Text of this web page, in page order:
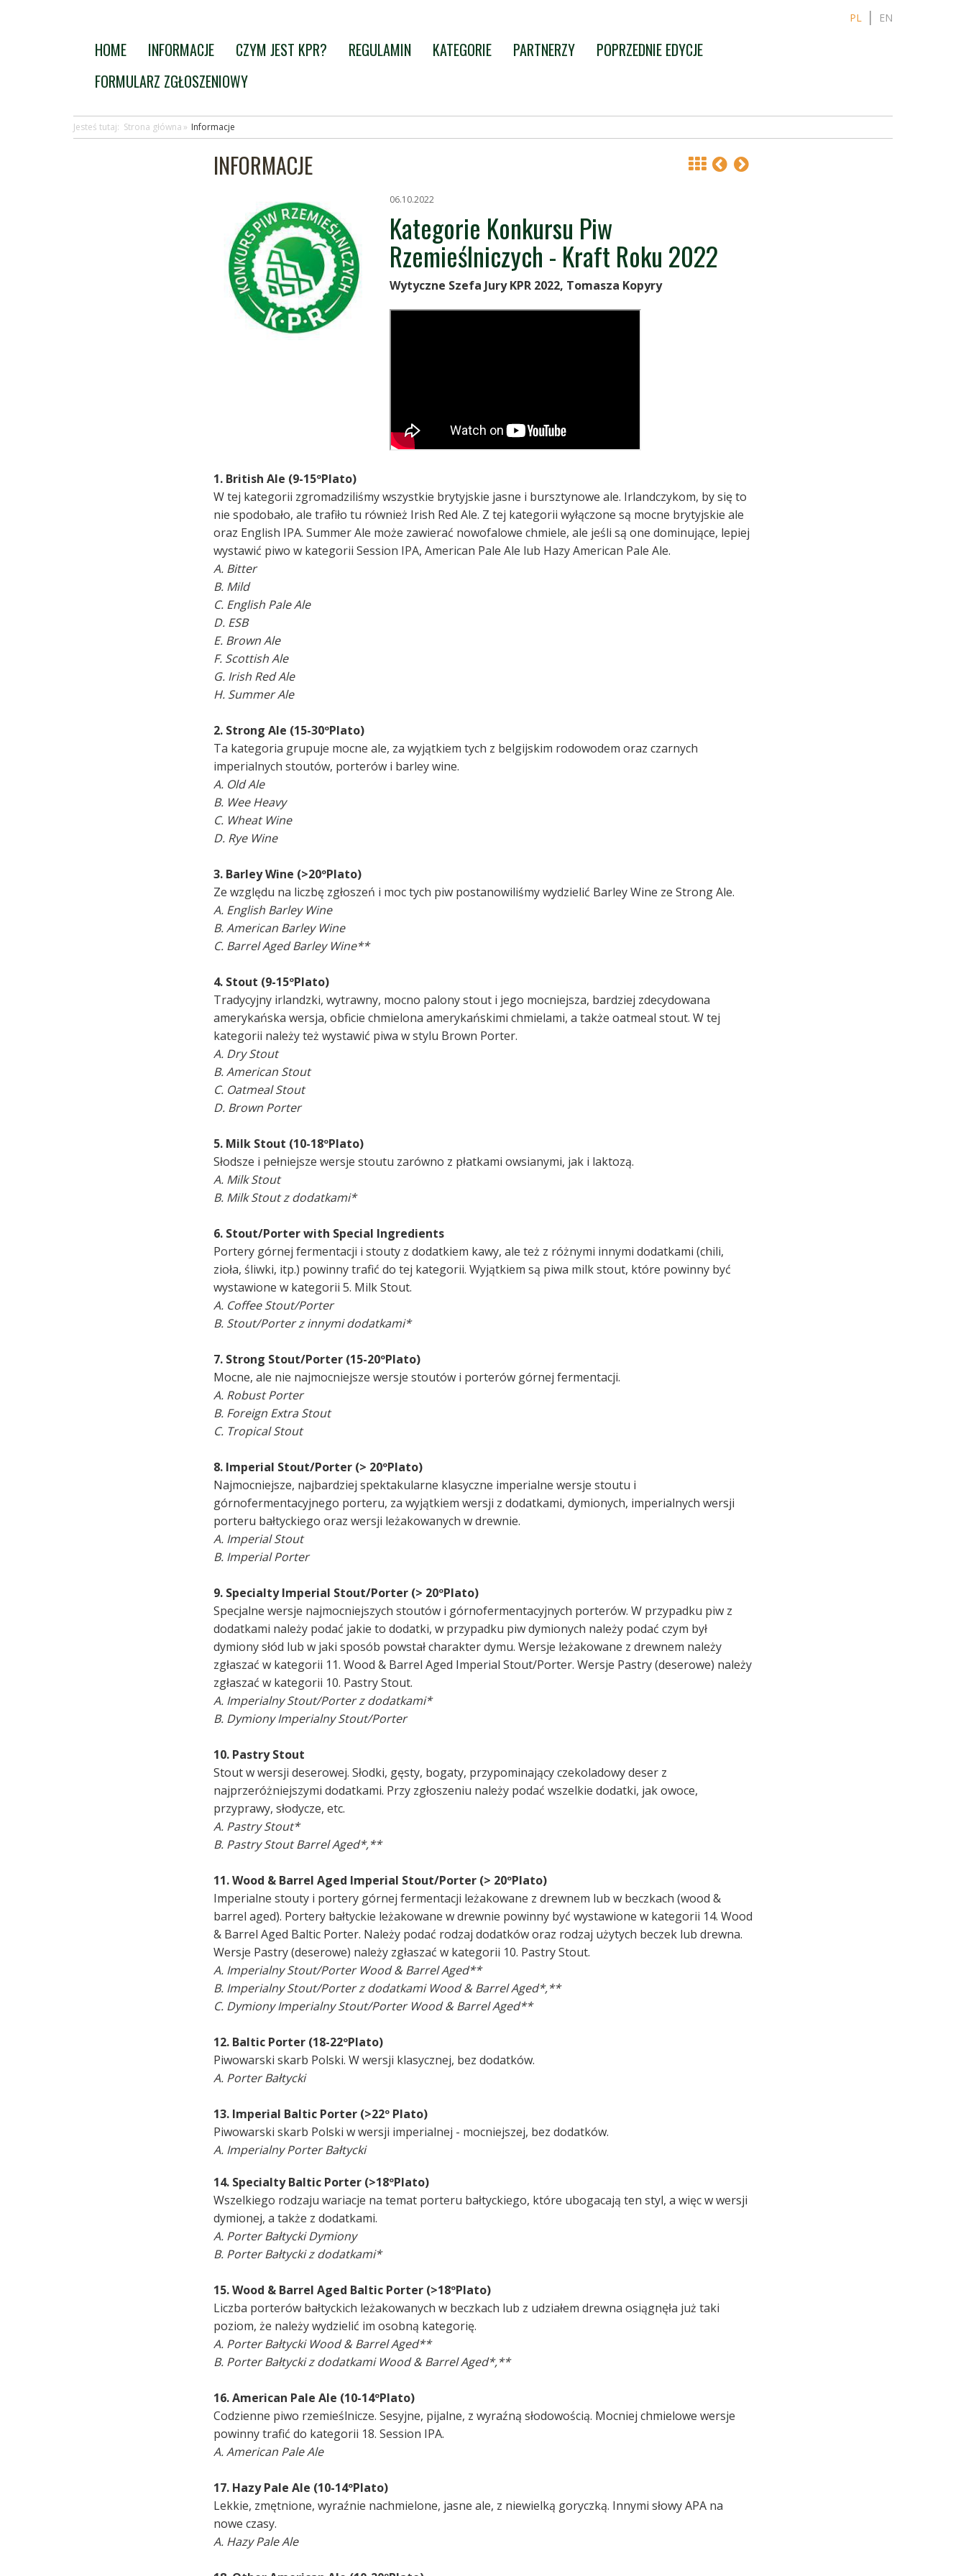
PL EN
HOME INFORMACJE CZYM JEST KPR? REGULAMIN KATEGORIE PARTNERZY
POPRZEDNIE EDYCJE
FORMULARZ ZGŁOSZENIOWY
Jesteś tutaj: Strona główna Informacje
INFORMACJE
06.10.2022
Kategorie Konkursu Piw
Rzemieślniczych - Kraft Roku 2022
Wytyczne Szefa Jury KPR 2022, Tomasza Kopyry
1. British Ale (9-15ºPlato)
W tej kategorii zgromadziliśmy wszystkie brytyjskie jasne i bursztynowe ale. Irlandczykom, by się to
nie spodobało, ale trafiło tu również Irish Red Ale. Z tej kategorii wyłączone są mocne brytyjskie ale
oraz English IPA. Summer Ale może zawierać nowofalowe chmiele, ale jeśli są one dominujące, lepiej
wystawić piwo w kategorii Session IPA, American Pale Ale lub Hazy American Pale Ale.
A. Bitter
B. Mild
C. English Pale Ale
D. ESB
E. Brown Ale
F. Scottish Ale
G. Irish Red Ale
H. Summer Ale
2. Strong Ale (15-30ºPlato)
Ta kategoria grupuje mocne ale, za wyjątkiem tych z belgijskim rodowodem oraz czarnych
imperialnych stoutów, porterów i barley wine.
A. Old Ale
B. Wee Heavy
C. Wheat Wine
D. Rye Wine
3. Barley Wine (>20ºPlato)
Ze względu na liczbę zgłoszeń i moc tych piw postanowiliśmy wydzielić Barley Wine ze Strong Ale.
A. English Barley Wine
B. American Barley Wine
C. Barrel Aged Barley Wine**
4. Stout (9-15ºPlato)
Tradycyjny irlandzki, wytrawny, mocno palony stout i jego mocniejsza, bardziej zdecydowana
amerykańska wersja, obficie chmielona amerykańskimi chmielami, a także oatmeal stout. W tej
kategorii należy też wystawić piwa w stylu Brown Porter.
A. Dry Stout
B. American Stout
C. Oatmeal Stout
D. Brown Porter
5. Milk Stout (10-18ºPlato)
Słodsze i pełniejsze wersje stoutu zarówno z płatkami owsianymi, jak i laktozą.
A. Milk Stout
B. Milk Stout z dodatkami*
6. Stout/Porter with Special Ingredients
Portery górnej fermentacji i stouty z dodatkiem kawy, ale też z różnymi innymi dodatkami (chili,
zioła, śliwki, itp.) powinny trafić do tej kategorii. Wyjątkiem są piwa milk stout, które powinny być
wystawione w kategorii 5. Milk Stout.
A. Coffee Stout/Porter
B. Stout/Porter z innymi dodatkami*
7. Strong Stout/Porter (15-20ºPlato)
Mocne, ale nie najmocniejsze wersje stoutów i porterów górnej fermentacji.
A. Robust Porter
B. Foreign Extra Stout
C. Tropical Stout
8. Imperial Stout/Porter (> 20ºPlato)
Najmocniejsze, najbardziej spektakularne klasyczne imperialne wersje stoutu i
górnofermentacyjnego porteru, za wyjątkiem wersji z dodatkami, dymionych, imperialnych wersji
porteru bałtyckiego oraz wersji leżakowanych w drewnie.
A. Imperial Stout
B. Imperial Porter
9. Specialty Imperial Stout/Porter (> 20ºPlato)
Specjalne wersje najmocniejszych stoutów i górnofermentacyjnych porterów. W przypadku piw z
dodatkami należy podać jakie to dodatki, w przypadku piw dymionych należy podać czym był
dymiony słód lub w jaki sposób powstał charakter dymu. Wersje leżakowane z drewnem należy
zgłaszać w kategorii 11. Wood & Barrel Aged Imperial Stout/Porter. Wersje Pastry (deserowe) należy
zgłaszać w kategorii 10. Pastry Stout.
A. Imperialny Stout/Porter z dodatkami*
B. Dymiony Imperialny Stout/Porter
10. Pastry Stout
Stout w wersji deserowej. Słodki, gęsty, bogaty, przypominający czekoladowy deser z
najprzeróżniejszymi dodatkami. Przy zgłoszeniu należy podać wszelkie dodatki, jak owoce,
przyprawy, słodycze, etc.
A. Pastry Stout*
B. Pastry Stout Barrel Aged*,**
11. Wood & Barrel Aged Imperial Stout/Porter (> 20ºPlato)
Imperialne stouty i portery górnej fermentacji leżakowane z drewnem lub w beczkach (wood &
barrel aged). Portery bałtyckie leżakowane w drewnie powinny być wystawione w kategorii 14. Wood
& Barrel Aged Baltic Porter. Należy podać rodzaj dodatków oraz rodzaj użytych beczek lub drewna.
Wersje Pastry (deserowe) należy zgłaszać w kategorii 10. Pastry Stout.
A. Imperialny Stout/Porter Wood & Barrel Aged**
B. Imperialny Stout/Porter z dodatkami Wood & Barrel Aged*,**
C. Dymiony Imperialny Stout/Porter Wood & Barrel Aged**
12. Baltic Porter (18-22ºPlato)
Piwowarski skarb Polski. W wersji klasycznej, bez dodatków.
A. Porter Bałtycki
13. Imperial Baltic Porter (>22º Plato)
Piwowarski skarb Polski w wersji imperialnej - mocniejszej, bez dodatków.
A. Imperialny Porter Bałtycki
14. Specialty Baltic Porter (>18ºPlato)
Wszelkiego rodzaju wariacje na temat porteru bałtyckiego, które ubogacają ten styl, a więc w wersji
dymionej, a także z dodatkami.
A. Porter Bałtycki Dymiony
B. Porter Bałtycki z dodatkami*
15. Wood & Barrel Aged Baltic Porter (>18ºPlato)
Liczba porterów bałtyckich leżakowanych w beczkach lub z udziałem drewna osiągnęła już taki
poziom, że należy wydzielić im osobną kategorię.
A. Porter Bałtycki Wood & Barrel Aged**
B. Porter Bałtycki z dodatkami Wood & Barrel Aged*,**
16. American Pale Ale (10-14ºPlato)
Codzienne piwo rzemieślnicze. Sesyjne, pijalne, z wyraźną słodowością. Mocniej chmielowe wersje
powinny trafić do kategorii 18. Session IPA.
A. American Pale Ale
17. Hazy Pale Ale (10-14ºPlato)
Lekkie, zmętnione, wyraźnie nachmielone, jasne ale, z niewielką goryczką. Innymi słowy APA na
nowe czasy.
A. Hazy Pale Ale